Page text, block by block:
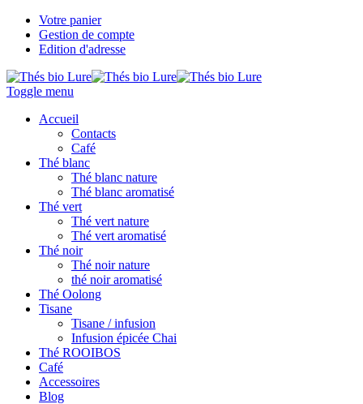
Votre panier
Gestion de compte
Edition d'adresse
Toggle menu
Accueil
Contacts
Café
Thé blanc
Thé blanc nature
Thé blanc aromatisé
Thé vert
Thé vert nature
Thé vert aromatisé
Thé noir
Thé noir nature
thé noir aromatisé
Thé Oolong
Tisane
Tisane / infusion
Infusion épicée Chai
Thé ROOIBOS
Café
Accessoires
Blog